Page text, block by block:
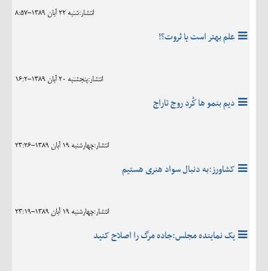
انتشار:شنبه 22 آبان 1389-8:57
علم بهتر است یا ثروت؟!
انتشار:پنجشنبه 20 آبان 1389-16:2
ديم بنمو ها ك‍ُرد روج تاراج
انتشار:چهارشنبه 19 آبان 1389-23:26
کشاورز:به دنبال سواد هنری هستیم
انتشار:چهارشنبه 19 آبان 1389-23:19
يک نماينده مجلس:جاده مرگ را اصلاح کنيد